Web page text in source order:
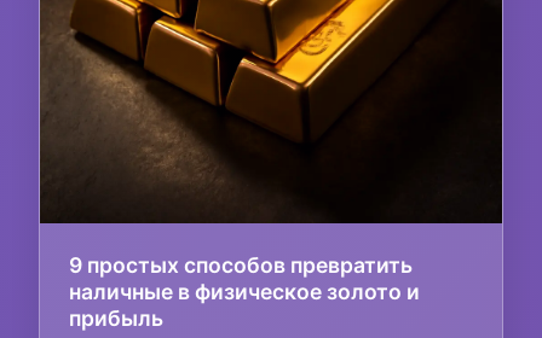
9 простых способов превратить
наличные в физическое золото и
прибыль